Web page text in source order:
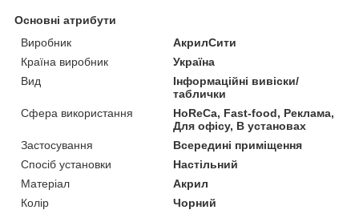
Основні атрибути
Виробник
АкрилСити
Країна виробник
Україна
Вид
Інформаційні вивіски/
таблички
Сфера використання
HoReCa, Fast-food, Реклама,
Для офісу, В установах
Застосування
Всередині приміщення
Спосіб установки
Настільний
Матеріал
Акрил
Колір
Чорний